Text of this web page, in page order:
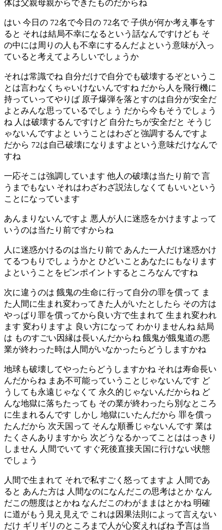
体は父親母親からできたものだからね
はい 今日の 72名で今日の 72名で 子供が何か考え事をす
ると それは結局不幸になるという話なんですけども そ
の中には周りの人も不幸にするんだよという意味が入っ
ていると考えてよろしいでしょうか
それは常識でね 自分だけで自分でも破壊するぞというこ
とは言わなくちゃいけないんですね だから人を飛行機に
持っていってやりば 原子爆弾を落とすのは自分が安全だ
よとみんな思っているでしょう だから今もそうでしょう
ね 人は破壊するんですけど 自分たちが安全だと そうじ
ゃないんですよと いうことはわざと強調するんですよ
だから 72は自己破壊になりますよという意味だけなんで
すね
一応そこは強調しています 他人の破壊は当たり前で 言
うまでもない それはわざわざ説法しなくてもいいという
ことになっています
あんまりないんですよ 悪人が人に迷惑をかけますよって
いうのは当たり前ですからね
人に迷惑かけるのは当たり前で あんた一人だけ迷惑かけ
てるつもりでしょうかと ひどいことあなたにもなります
よということをピンポイントするところなんですね
次に違うのは 餓鬼の生命に行って自分の罪を償って ま
た人間に生まれ変わってきた人がいたとしたら その方は
やっぱり罪を償ってから良い方で生まれて 生まれ変われ
ます 変わりますよ 良い方になって わかりませんね 結局
は ものすごい因縁は長いんだからね 餓鬼が餓鬼道の悪
業が終わった時は人間がいなかったらどうしますかね
地球も破壊してやったらどうしますかね それは寿命長い
んだからね まあ不可能っていうことじゃないんです ど
うしても永遠じゃなくて 永久的じゃないんだからね ど
んな地獄に落ちたっても その業が終わったら別なところ
に生まれるんです しかし 地獄にいたんだから 罪を償っ
たんだから 次天国って そんな順番じゃないんです 業は
たくさんありますから 次どうなるかってことははっきり
しません 人間でいて すぐ死後直接天国に行けない状態
でしょう
人間で生まれて それで私すごく怒ってますよ 人間であ
ると あんた方は 人間なのになんだこの思考はとか なん
だこの態度はとかね なんだこのわがままはとかね 明確
に道がもう見え見えで これは因果法則によって言えない
だけ ギリギリのところまで人が心変えればね 予言は当